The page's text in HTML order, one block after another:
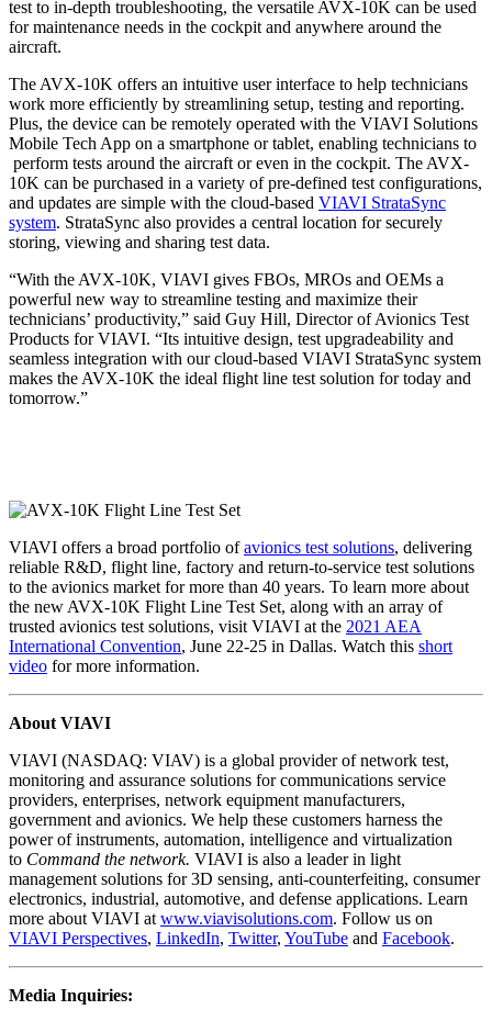
test to in-depth troubleshooting, the versatile AVX-10K can be used
for maintenance needs in the cockpit and anywhere around the
aircraft.
The AVX-10K offers an intuitive user interface to help technicians
work more efficiently by streamlining setup, testing and reporting.
Plus, the device can be remotely operated with the VIAVI Solutions
Mobile Tech App on a smartphone or tablet, enabling technicians to
perform tests around the aircraft or even in the cockpit. The AVX-
10K can be purchased in a variety of pre-defined test configurations,
and updates are simple with the cloud-based VIAVI StrataSync
system. StrataSync also provides a central location for securely
storing, viewing and sharing test data.
“With the AVX-10K, VIAVI gives FBOs, MROs and OEMs a
powerful new way to streamline testing and maximize their
technicians’ productivity,” said Guy Hill, Director of Avionics Test
Products for VIAVI. “Its intuitive design, test upgradeability and
seamless integration with our cloud-based VIAVI StrataSync system
makes the AVX-10K the ideal flight line test solution for today and
tomorrow.”
VIAVI offers a broad portfolio ofavionics test solutions, delivering
reliable R&D, flight line, factory and return-to-service test solutions
to the avionics market for more than 40 years. To learn more about
the new AVX-10K Flight Line Test Set, along with an array of
trusted avionics test solutions, visit VIAVI at the 2021 AEA
International Convention, June 22-25 in Dallas. Watch this short
video for more information.
About VIAVI
VIAVI (NASDAQ: VIAV) is a global provider of network test,
monitoring and assurance solutions for communications service
providers, enterprises, network equipment manufacturers,
government and avionics. We help these customers harness the
power of instruments, automation, intelligence and virtualization
to Command the network. VIAVI is also a leader in light
management solutions for 3D sensing, anti-counterfeiting, consumer
electronics, industrial, automotive, and defense applications. Learn
more about VIAVI at www.viavisolutions.com. Follow us on
VIAVI Perspectives, LinkedIn, Twitter, YouTube and Facebook.
Media Inquiries: